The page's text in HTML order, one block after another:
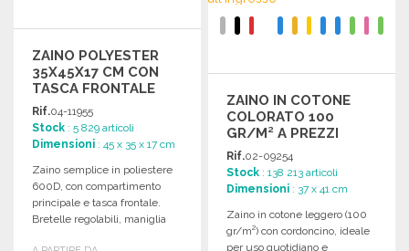
ZAINO POLYESTER
35X45X17 CM CON
TASCA FRONTALE
Rif.04-11955
Stock : 5 829 articoli
Dimensioni : 45 x 35 x 17 cm
Zaino semplice in poliestere
600D, con compartimento
principale e tasca frontale.
Bretelle regolabili, maniglia
ZAINO IN COTONE
COLORATO 100
GR/M² A PREZZI
ALL'INGROSSO
Rif.02-09254
Stock : 138 213 articoli
Dimensioni : 37 x 41 cm
Zaino in cotone leggero (100
gr/m²) con cordoncino, ideale
per uso quotidiano e